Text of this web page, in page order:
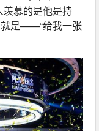
慕的是他是持
就是——“给我一张